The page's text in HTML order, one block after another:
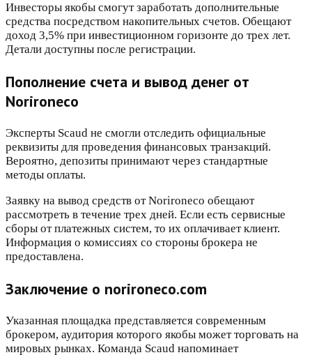
Инвесторы якобы смогут заработать дополнительные
средства посредством накопительных счетов. Обещают
доход 3,5% при инвестиционном горизонте до трех лет.
Детали доступны после регистрации.
Пополнение счета и вывод денег от
Norironeco
Эксперты Scaud не смогли отследить официальные
реквизиты для проведения финансовых транзакций.
Вероятно, депозиты принимают через стандартные
методы оплаты.
Заявку на вывод средств от Norironeco обещают
рассмотреть в течение трех дней. Если есть сервисные
сборы от платежных систем, то их оплачивает клиент.
Информация о комиссиях со стороны брокера не
предоставлена.
Заключение о norironeco.com
Указанная площадка представляется современным
брокером, аудитория которого якобы может торговать на
мировых рынках. Команда Scaud напоминает